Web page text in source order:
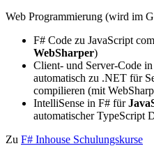
Web Programmierung (wird im
F# Code zu JavaScript
WebSharper)
Client- und Server-Code
automatisch zu .NET für
compilieren (mit
IntelliSense in F# für
automatischer TypeScript
Zu F# Inhouse Schulungskurse